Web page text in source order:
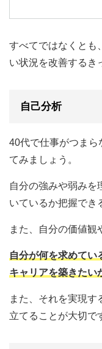
すべてではなくとも
い状況を改善するき
自己分析
40代で仕事がつまら
てみましょう。
自分の強みや弱みを
いているか把握でき
また、自分の価値観
自分が何を求めてい
キャリアを築きたい
また、それを実現す
立てることが大切で